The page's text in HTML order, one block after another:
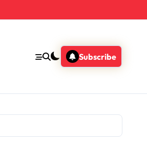
Subscribe